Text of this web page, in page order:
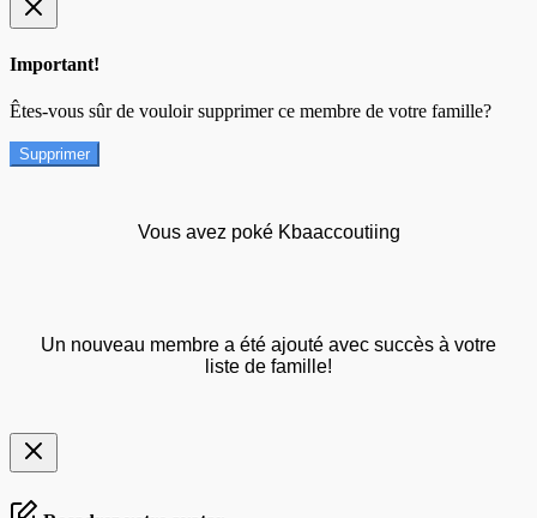
Important!
Êtes-vous sûr de vouloir supprimer ce membre de votre famille?
Supprimer
Vous avez poké Kbaaccoutiing
Un nouveau membre a été ajouté avec succès à votre
liste de famille!